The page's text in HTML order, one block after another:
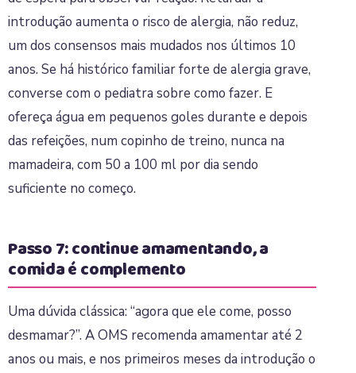
introdução aumenta o risco de alergia, não reduz,
um dos consensos mais mudados nos últimos 10
anos. Se há histórico familiar forte de alergia grave,
converse com o pediatra sobre como fazer. E
ofereça água em pequenos goles durante e depois
das refeições, num copinho de treino, nunca na
mamadeira, com 50 a 100 ml por dia sendo
suficiente no começo.
Passo 7: continue amamentando, a
comida é complemento
Uma dúvida clássica: “agora que ele come, posso
desmamar?”. A OMS recomenda amamentar até 2
anos ou mais, e nos primeiros meses da introdução o